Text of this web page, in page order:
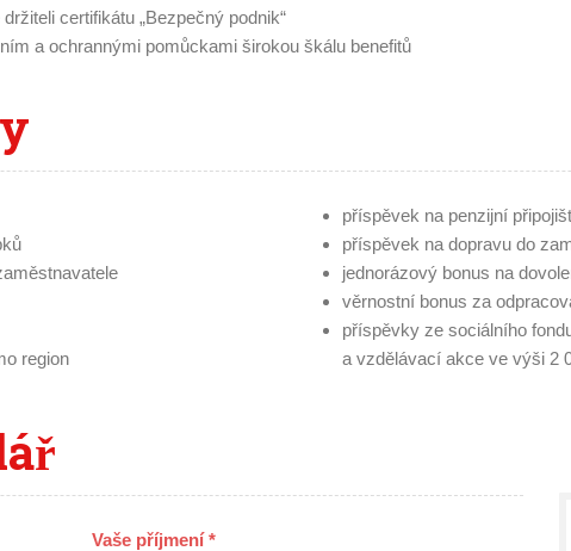
certifikátu „Bezpečný podnik“
a ochrannými pomůckami širokou škálu benefitů
region
příspěvek na penzijní
příspěvek na dopravu do
jednorázový bonus na
věrnostní bonus za
příspěvky ze sociálního
a vzdělávací akce ve výši 2
Vaše příjmení *